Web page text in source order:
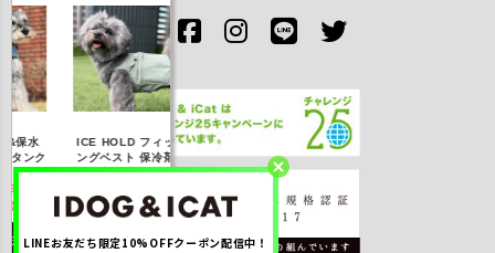
ク
ICE HOLD フィッシ
ングベスト 保冷剤付
円(税込み)
詳しく見る
IDOG ICE HOLD ネ
付
詳しく見る
テックタンク 遮熱
LINEお友だち限定10%OFFクーポン配信中！